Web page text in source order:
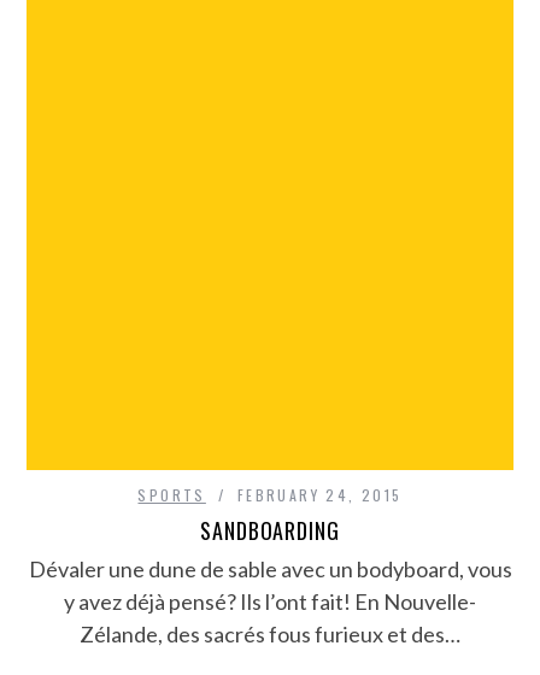
SPORTS FEBRUARY 24, 2015
SANDBOARDING
Dévaler une dune de sable avec un bodyboard, vous
y avez déjà pensé? Ils l’ont fait! En Nouvelle-
Zélande, des sacrés fous furieux et des…